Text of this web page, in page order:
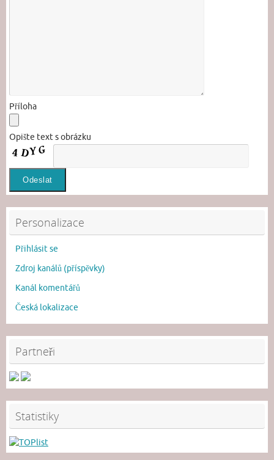
Příloha
Opište text s obrázku
Personalizace
Přihlásit se
Zdroj kanálů (příspěvky)
Kanál komentářů
Česká lokalizace
Partneři
Statistiky